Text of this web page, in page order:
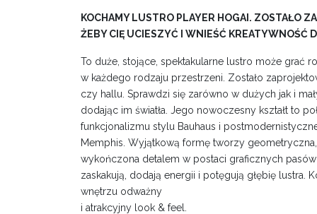
KOCHAMY LUSTRO PLAYER HOGAI. ZOSTAŁO
ŻEBY CIĘ UCIESZYĆ I WNIEŚĆ KREATYWNOŚĆ
To duże, stojące, spektakularne lustro może grać
w każdego rodzaju przestrzeni. Zostało
czy hallu. Sprawdzi się zarówno w dużych jak i
dodając im światła. Jego nowoczesny kształt to
funkcjonalizmu stylu Bauhaus i
Memphis. Wyjątkową formę tworzy
wykończona detalem w postaci graficznych
zaskakują, dodają energii i potęgują głębię lustra.
wnętrzu odważny
i atrakcyjny look & feel.